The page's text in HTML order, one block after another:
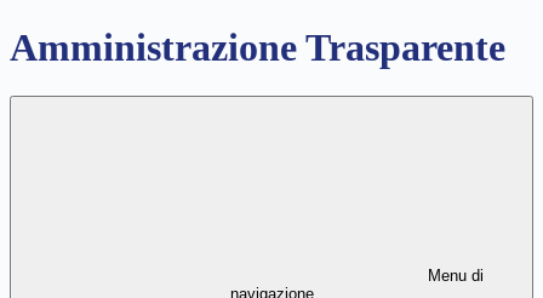
Amministrazione Trasparente
Menu di
navigazione